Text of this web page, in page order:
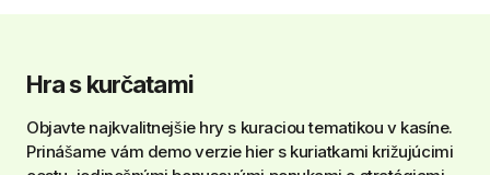
Hra s kurčatami
Objavte najkvalitnejšie hry s kuraciou tematikou v kasíne.
Prinášame vám demo verzie hier s kuriatkami križujúcimi